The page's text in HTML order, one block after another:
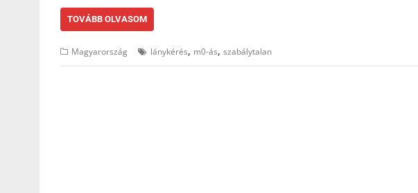
TOVÁBB OLVASOM
Magyarország lánykérés, m0-ás, szabálytalan